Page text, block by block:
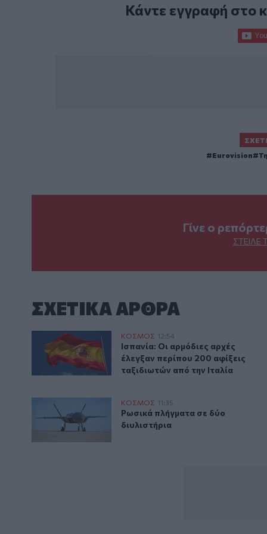
Κάντε εγγραφή στο
Eurovision
Γίνε ο
ΣΤΕΊΛΕ
ΣΧΕΤΙΚA AΡΘΡΑ
Ισπανία: Οι αρμόδιες αρχές έλεγξαν περίπου 200
ΚΟΣΜΟΣ 12:54
Ισπανία: Οι αρμόδιες αρχές
Ισπανία: Οι αρμόδιες αρχές
έλεγξαν περίπου 200 αφίξεις
ταξιδιωτών από την Ιταλία
Ρωσικά πλήγματα σε δύο διυλιστήρια
ΚΟΣΜΟΣ 11:35
Ρωσικά πλήγματα σε δύο
Ρωσικά πλήγματα σε δύο
διυλιστήρια